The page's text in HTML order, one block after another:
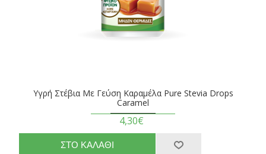
Υγρή Στέβια Με Γεύση Καραμέλα Pure Stevia Drops
Caramel
4,30€